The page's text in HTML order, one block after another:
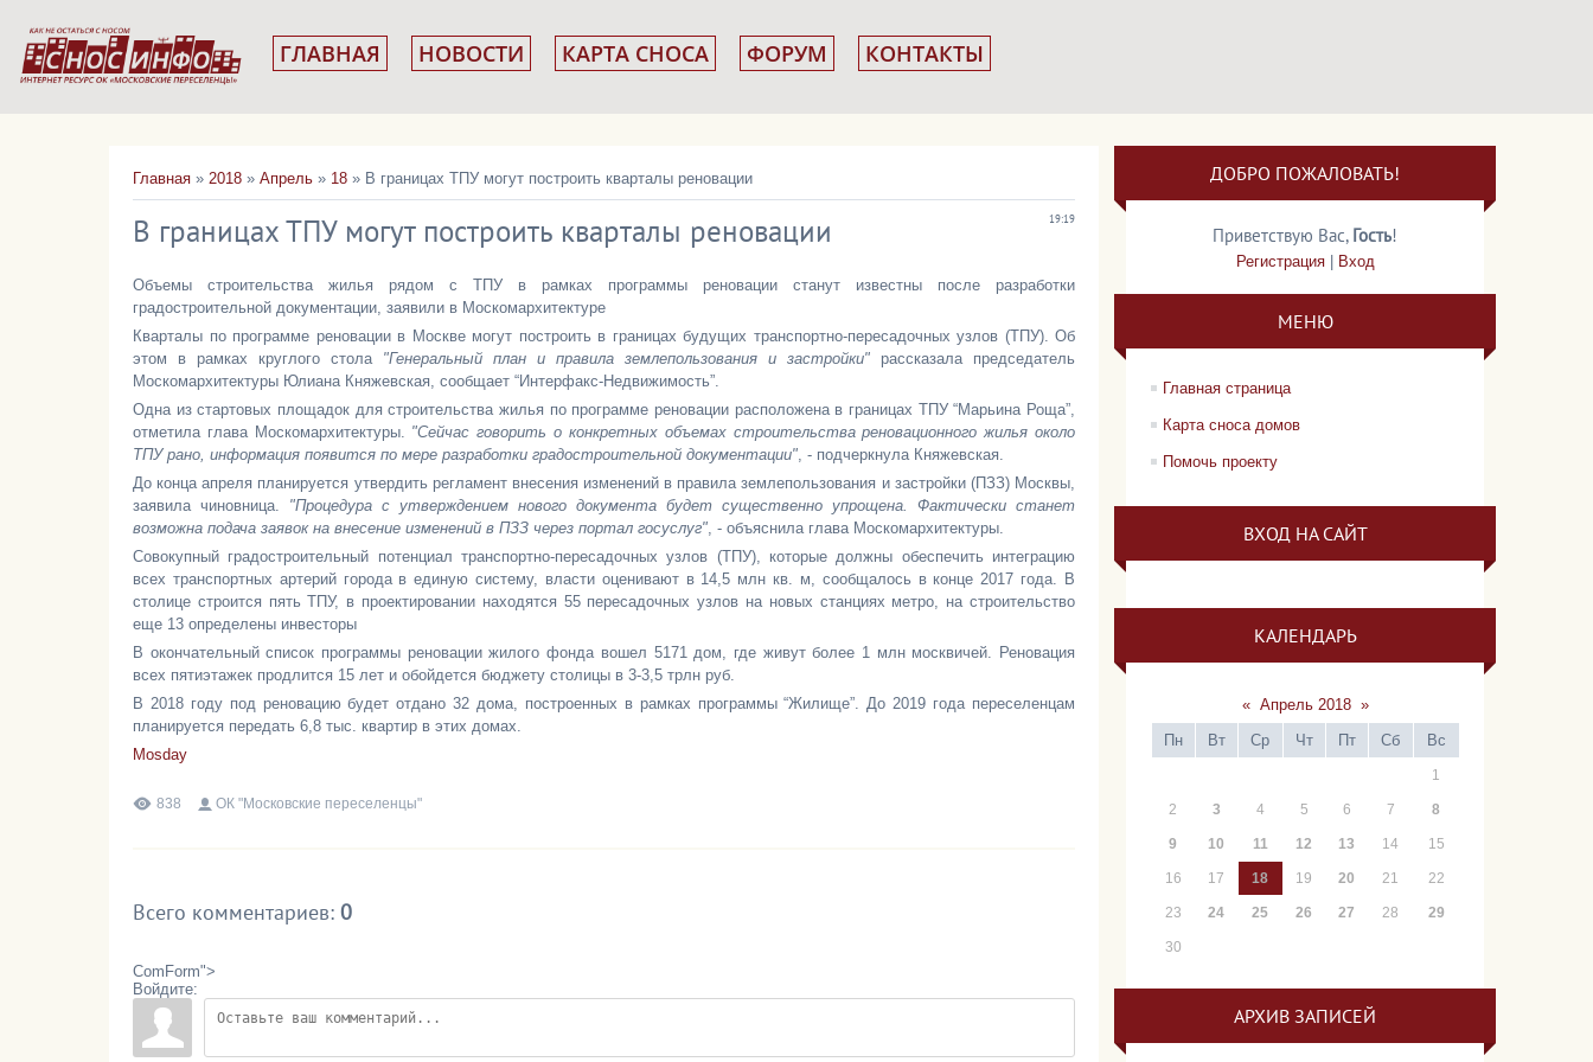
ГЛАВНАЯ НОВОСТИ КАРТА СНОСА ФОРУМ КОНТАКТЫ
Главная » 2018 » Апрель » 18 » В границах ТПУ могут построить кварталы реновации
19:19
В границах ТПУ могут построить кварталы реновации
Объемы строительства жилья рядом с ТПУ в рамках программы реновации станут известны после разработки
градостроительной документации, заявили в Москомархитектуре
Кварталы по программе реновации в Москве могут построить в границах будущих транспортно-пересадочных узлов (ТПУ). Об
этом в рамках круглого стола "Генеральный план и правила землепользования и застройки" рассказала председатель
Москомархитектуры Юлиана Княжевская, сообщает “Интерфакс-Недвижимость”.
Одна из стартовых площадок для строительства жилья по программе реновации расположена в границах ТПУ “Марьина Роща”,
отметила глава Москомархитектуры. "Сейчас говорить о конкретных объемах строительства реновационного жилья около
ТПУ рано, информация появится по мере разработки градостроительной документации", - подчеркнула Княжевская.
До конца апреля планируется утвердить регламент внесения изменений в правила землепользования и застройки (ПЗЗ) Москвы,
заявила чиновница. "Процедура с утверждением нового документа будет существенно упрощена. Фактически станет
возможна подача заявок на внесение изменений в ПЗЗ через портал госуслуг", - объяснила глава Москомархитектуры.
Совокупный градостроительный потенциал транспортно-пересадочных узлов (ТПУ), которые должны обеспечить интеграцию
всех транспортных артерий города в единую систему, власти оценивают в 14,5 млн кв. м, сообщалось в конце 2017 года. В
столице строится пять ТПУ, в проектировании находятся 55 пересадочных узлов на новых станциях метро, на строительство
еще 13 определены инвесторы
В окончательный список программы реновации жилого фонда вошел 5171 дом, где живут более 1 млн москвичей. Реновация
всех пятиэтажек продлится 15 лет и обойдется бюджету столицы в 3-3,5 трлн руб.
В 2018 году под реновацию будет отдано 32 дома, построенных в рамках программы “Жилище”. До 2019 года переселенцам
планируется передать 6,8 тыс. квартир в этих домах.
Mosday
838 ОК "Московские переселенцы"
Всего комментариев: 0
ComForm">
Войдите:
ДОБРО ПОЖАЛОВАТЬ!
Приветствую Вас, Гость!
Регистрация| Вход
МЕНЮ
Главная страница
Карта сноса домов
Помочь проекту
ВХОД НА САЙТ
КАЛЕНДАРЬ
« Апрель 2018 »
Пн
Вт Ср Чт Пт Сб Вс
1
2 3 4 5 6 7 8
9 10 11 12 13 14 15
16 17 18 19 20 21 22
23 24 25 26 27 28 29
30
АРХИВ ЗАПИСЕЙ